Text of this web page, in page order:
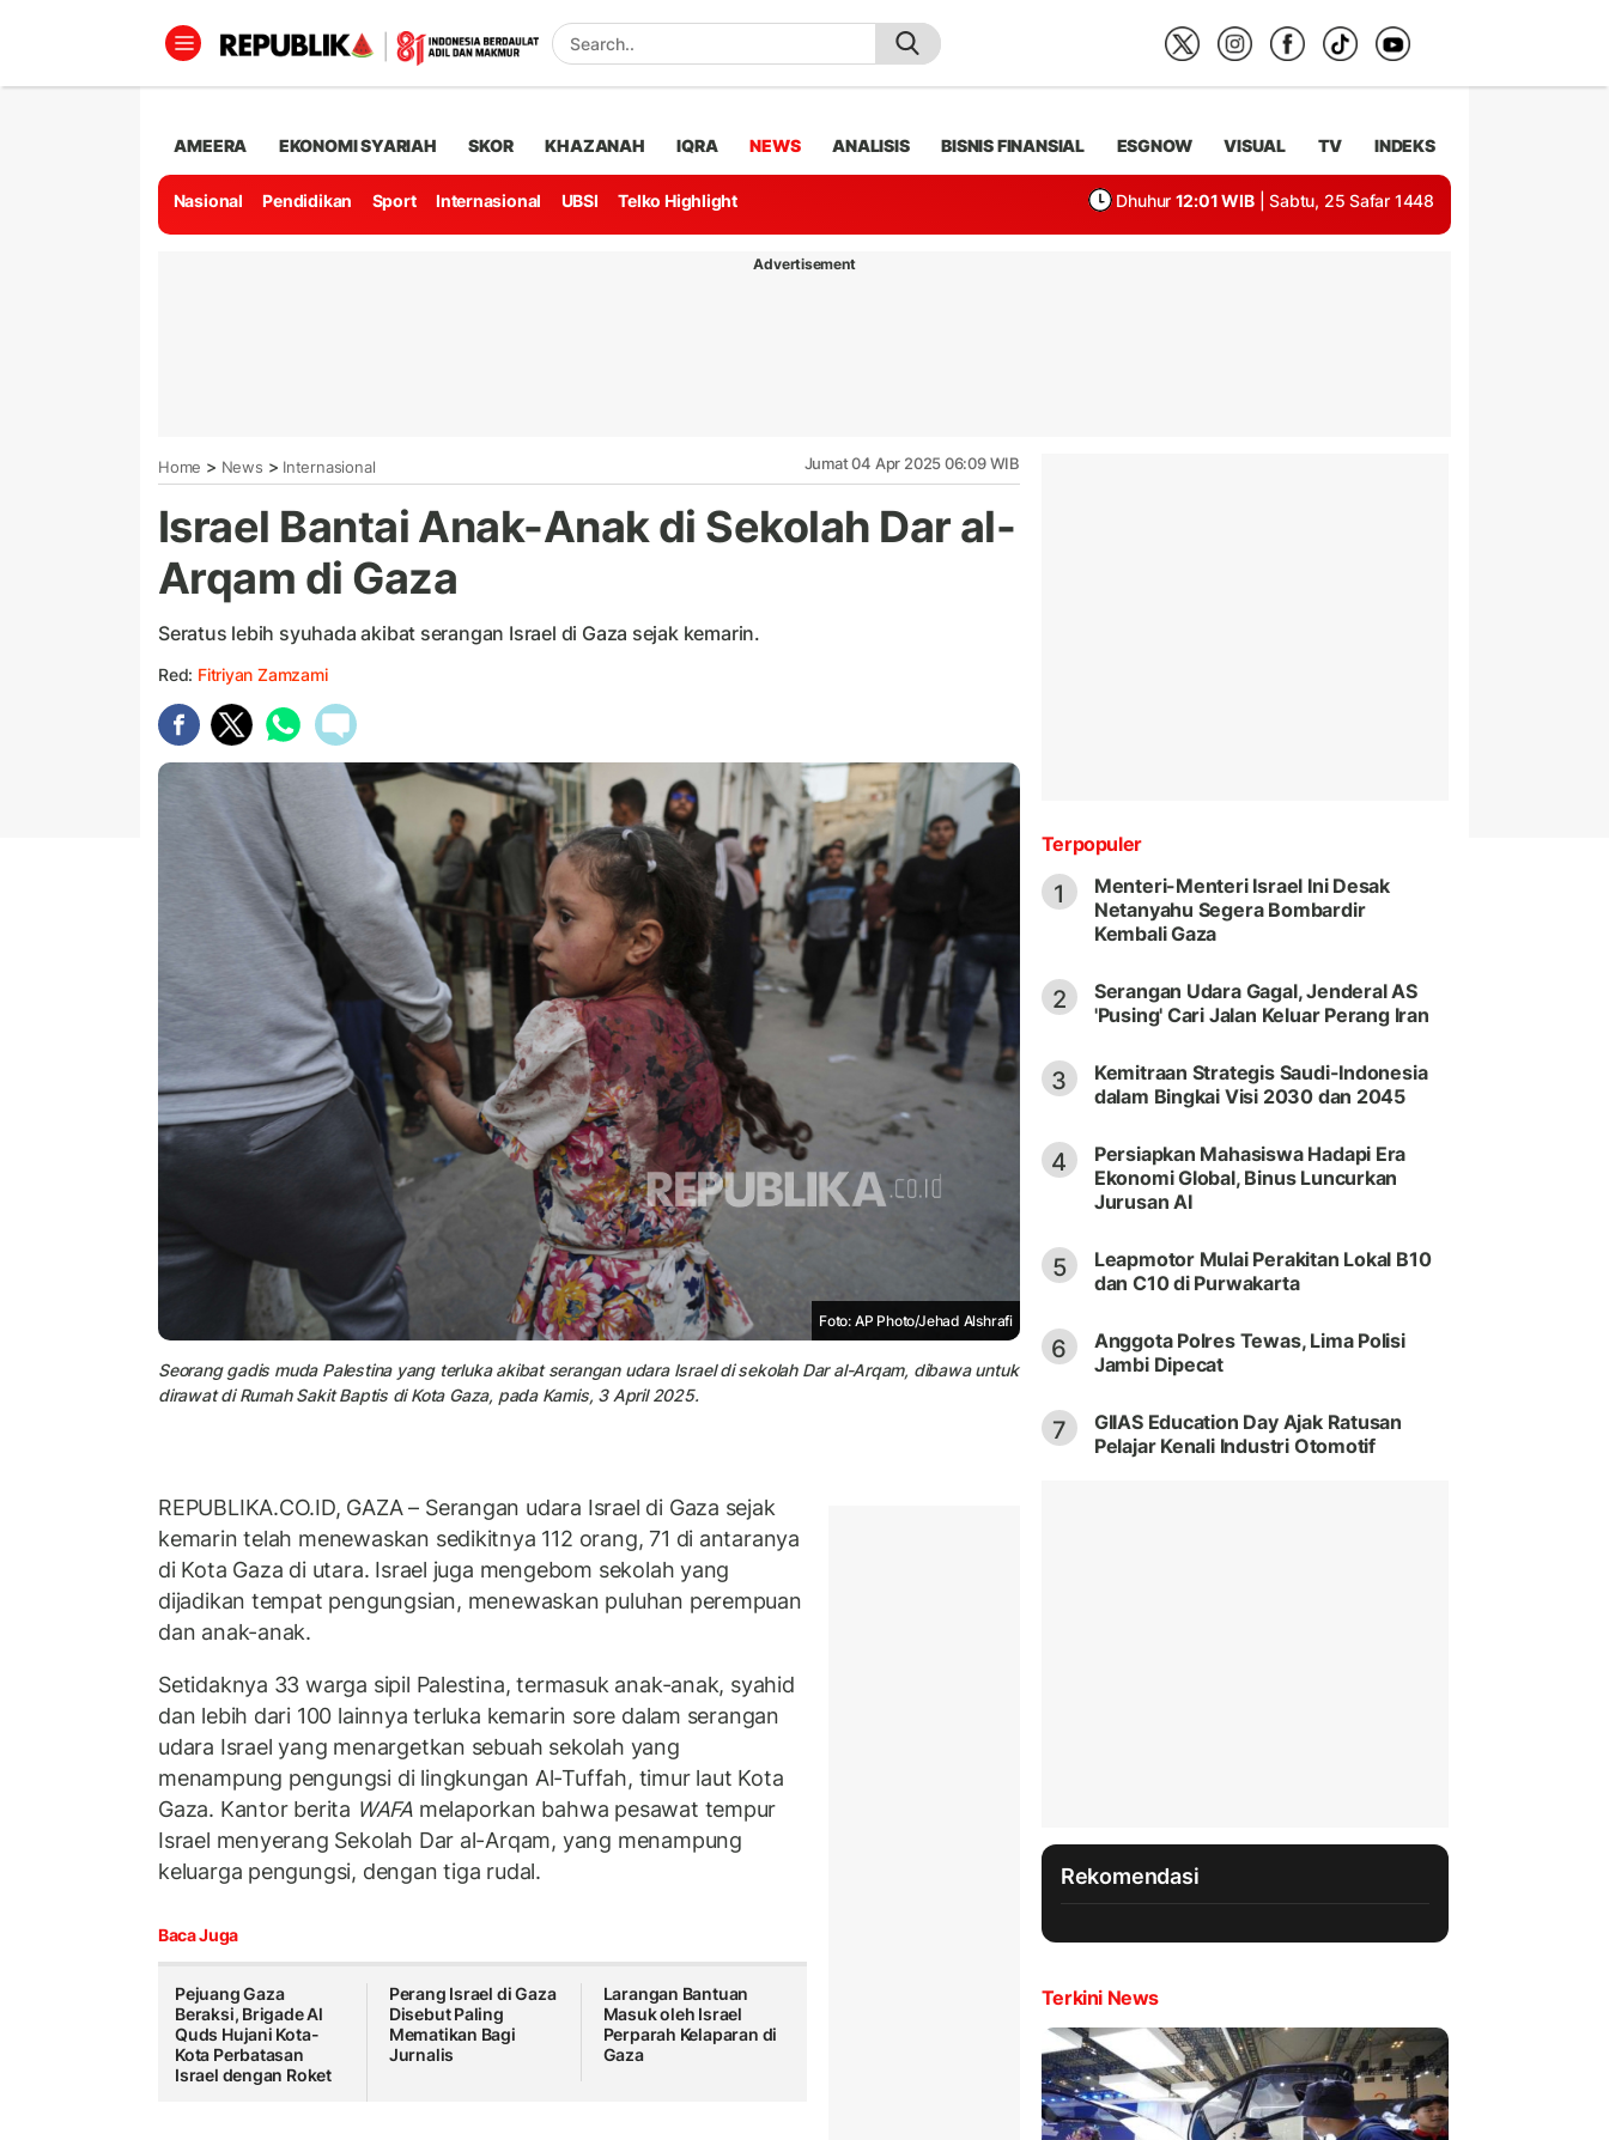
AMEERA EKONOMI SYARIAH SKOR KHAZANAH IQRA NEWS ANALISIS BISNIS FINANSIAL ESGNOW VISUAL TV INDEKS
Nasional Pendidikan Sport Internasional UBSI Telko Highlight Dhuhur 12:01 WIB | Sabtu, 25 Safar 1448
Advertisement
Home > News > Internasional Jumat 04 Apr 2025 06:09 WIB
Israel Bantai Anak-Anak di Sekolah Dar al-
Arqam di Gaza
Seratus lebih syuhada akibat serangan Israel di Gaza sejak kemarin.
Red: Fitriyan Zamzami
Foto: AP Photo/Jehad Alshrafi
Seorang gadis muda Palestina yang terluka akibat serangan udara Israel di sekolah Dar al-Arqam, dibawa untuk
dirawat di Rumah Sakit Baptis di Kota Gaza, pada Kamis, 3 April 2025.
REPUBLIKA.CO.ID, GAZA – Serangan udara Israel di Gaza sejak
kemarin telah menewaskan sedikitnya 112 orang, 71 di antaranya
di Kota Gaza di utara. Israel juga mengebom sekolah yang
dijadikan tempat pengungsian, menewaskan puluhan perempuan
dan anak-anak.
Setidaknya 33 warga sipil Palestina, termasuk anak-anak, syahid
dan lebih dari 100 lainnya terluka kemarin sore dalam serangan
udara Israel yang menargetkan sebuah sekolah yang
menampung pengungsi di lingkungan Al-Tuffah, timur laut Kota
Gaza. Kantor berita WAFAmelaporkan bahwa pesawat tempur
Israel menyerang Sekolah Dar al-Arqam, yang menampung
keluarga pengungsi, dengan tiga rudal.
Baca Juga
Pejuang Gaza
Beraksi, Brigade Al
Quds Hujani Kota-
Kota Perbatasan
Israel dengan Roket
Perang Israel di Gaza
Disebut Paling
Mematikan Bagi
Jurnalis
Larangan Bantuan
Masuk oleh Israel
Perparah Kelaparan di
Gaza
Terpopuler
1
Menteri-Menteri Israel Ini Desak
Netanyahu Segera Bombardir
Kembali Gaza
2
Serangan Udara Gagal, Jenderal AS
'Pusing' Cari Jalan Keluar Perang Iran
3
Kemitraan Strategis Saudi-Indonesia
dalam Bingkai Visi 2030 dan 2045
4
Persiapkan Mahasiswa Hadapi Era
Ekonomi Global, Binus Luncurkan
Jurusan AI
5
Leapmotor Mulai Perakitan Lokal B10
dan C10 di Purwakarta
6
Anggota Polres Tewas, Lima Polisi
Jambi Dipecat
7
GIIAS Education Day Ajak Ratusan
Pelajar Kenali Industri Otomotif
Rekomendasi
Terkini News